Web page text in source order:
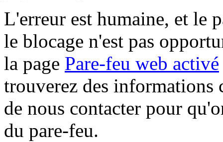
L'erreur est humaine, et le
le blocage n'est pas
la page Pare-feu web activé
trouverez des informations
de nous contacter pour
du pare-feu.